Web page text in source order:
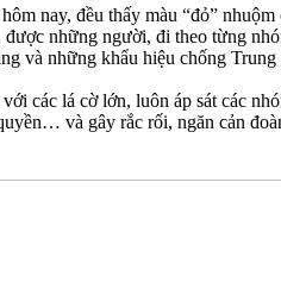
nay, đều thấy màu “đỏ”
những người, đi theo từng
và những khẩu hiệu chống Trung
các lá cờ lớn, luôn áp sát các
và gây rắc rối, ngăn cản